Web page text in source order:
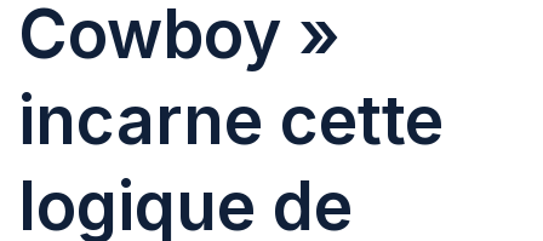
Cowboy »
incarne cette
logique de